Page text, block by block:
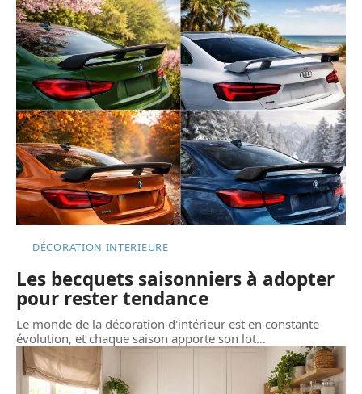
DÉCORATION INTERIEURE
Les becquets saisonniers à adopter
pour rester tendance
Le monde de la décoration d'intérieur est en constante
évolution, et chaque saison apporte son lot…